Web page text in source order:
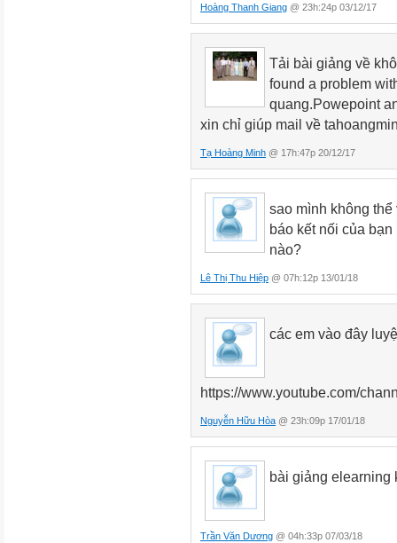
Hoàng Thanh Giang @ 23h:24p 03/12/17
Tải bài giảng về
found a problem
quang.Powepoint
xin chỉ giúp mail về
Tạ Hoàng Minh @ 17h:47p 20/12/17
sao mình không
báo kết nối của
nào?
Lê Thị Thu Hiệp @ 07h:12p 13/01/18
các em vào đây
https://www.youtube.com/
Nguyễn Hữu Hòa @ 23h:09p 17/01/18
bài giảng
Trần Văn Dương @ 04h:33p 07/03/18